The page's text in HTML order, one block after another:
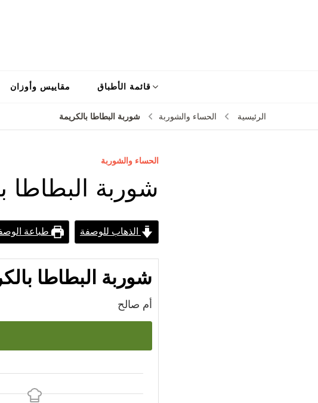
قائمة الأطباق مقاييس وأوزان
الرئيسية الحساء والشوربة شوربة البطاطا بالكريمة
الحساء والشوربة
شوربة البطاطا
الذهاب للوصفة طباعة
شوربة البطاطا
أم صالح